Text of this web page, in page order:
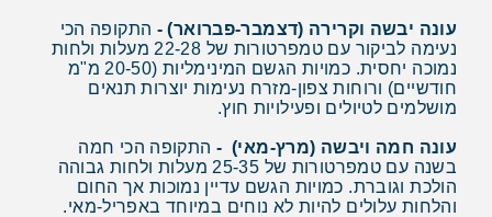
עונה יבשה וקרירה (דצמבר-פברואר) - התקופה הכי
נעימה לביקור עם טמפרטורות של 22-28 מעלות ולחות
נמוכה יחסית. כמויות הגשם המינימליות (20-50 מ"מ
חודשיים) ורוחות צפון-מזרח נעימות יוצרות תנאים
מושלמים לטיולים ופעילויות חוץ.
עונה חמה ויבשה (מרץ-מאי) - התקופה הכי חמה
בשנה עם טמפרטורות של 25-35 מעלות ולחות גבוהה
הולכת וגוברת. כמויות הגשם עדיין נמוכות אך החום
והלחות עלולים להיות לא נוחים במיוחד באפריל-מאי.